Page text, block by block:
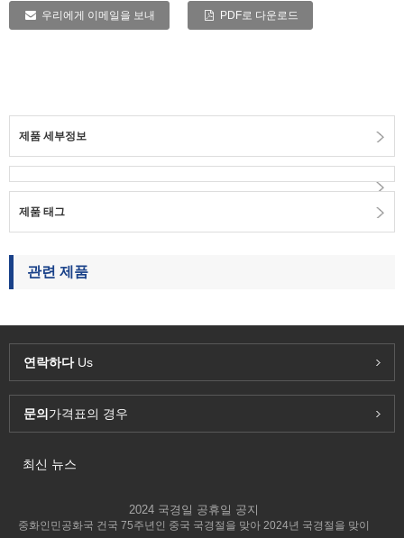
우리에게 이메일을 보내 PDF로 다운로드
제품 세부정보
제품 태그
관련 제품
연락하다Us
문의 가격표의 경우
최신 뉴스
2024 국경일 공휴일 공지
중화인민공화국 건국 75주년인 중국 국경절을 맞아 2024년 국경절을 맞이